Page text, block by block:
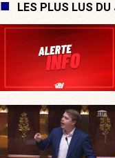
LES PLUS LUS DU